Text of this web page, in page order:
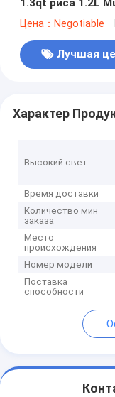
1.3qt риса 1.2L
Цена：Negotiable
Лучшая
Характер
Высокий свет
Время доставки
Количество мин
заказа
Место
происхождения
Номер модели
Поставка
способности